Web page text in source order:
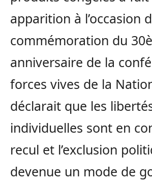
apparition à l’occasion
commémoration du 30è
anniversaire de la
forces vives de la
déclarait que les
individuelles sont en
recul et l’exclusion
devenue un mode de